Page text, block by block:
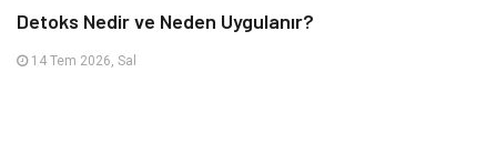
Detoks Nedir ve Neden Uygulanır?
14 Tem 2026, Sal